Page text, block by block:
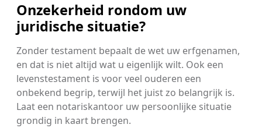
Onzekerheid rondom uw
juridische situatie?
Zonder testament bepaalt de wet uw erfgenamen,
en dat is niet altijd wat u eigenlijk wilt. Ook een
levenstestament is voor veel ouderen een
onbekend begrip, terwijl het juist zo belangrijk is.
Laat een notariskantoor uw persoonlijke situatie
grondig in kaart brengen.